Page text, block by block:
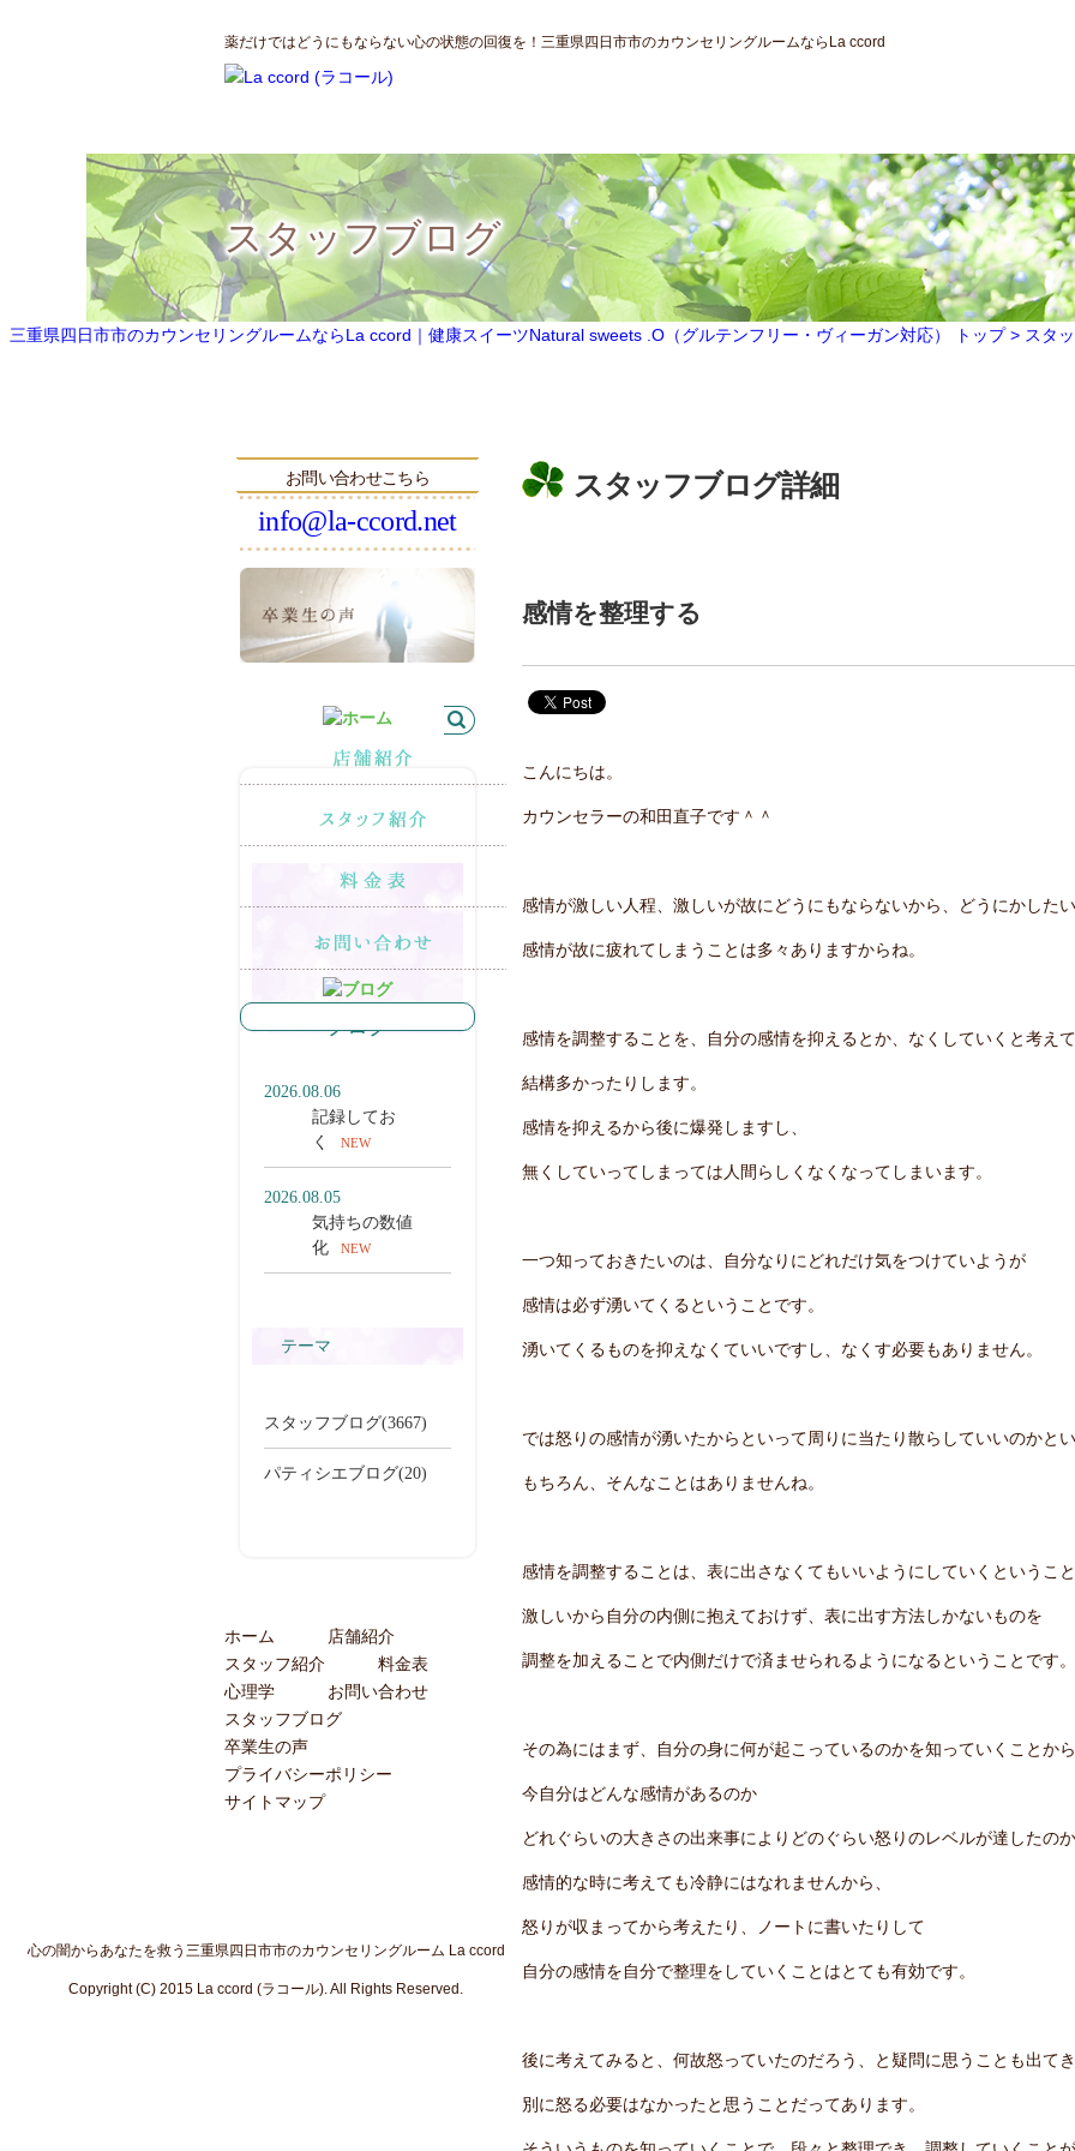
薬だけではどうにもならない心の状態の回復を！三重県四日市市のカウンセリングルームならLa ccord
スタッフブログ
三重県四日市市のカウンセリングルームならLa ccord｜健康スイーツNatural sweets .O（グルテンフリー・ヴィーガン対応） トップ > スタ
スタッフブログ詳細
感情を整理する
こんにちは。
カウンセラーの和田直子です＾＾
感情が激しい人程、激しいが故にどうにもならないから、どうにかした
感情が故に疲れてしまうことは多々ありますからね。
感情を調整することを、自分の感情を抑えるとか、なくしていくと考え
結構多かったりします。
感情を抑えるから後に爆発しますし、
無くしていってしまっては人間らしくなくなってしまいます。
一つ知っておきたいのは、自分なりにどれだけ気をつけていようが
感情は必ず湧いてくるということです。
湧いてくるものを抑えなくていいですし、なくす必要もありません。
では怒りの感情が湧いたからといって周りに当たり散らしていいのかと
もちろん、そんなことはありませんね。
感情を調整することは、表に出さなくてもいいようにしていくというこ
激しいから自分の内側に抱えておけず、表に出す方法しかないものを
調整を加えることで内側だけで済ませられるようになるということです。
その為にはまず、自分の身に何が起こっているのかを知っていくことから
今自分はどんな感情があるのか
どれぐらいの大きさの出来事によりどのぐらい怒りのレベルが達したのか
感情的な時に考えても冷静にはなれませんから、
怒りが収まってから考えたり、ノートに書いたりして
自分の感情を自分で整理をしていくことはとても有効です。
後に考えてみると、何故怒っていたのだろう、と疑問に思うことも出てき
別に怒る必要はなかったと思うことだってあります。
お問い合わせこちら
info@la-ccord.net
ブログ
2026.08.06
記録してお
く
NEW
2026.08.05
気持ちの数値
化
NEW
テーマ
スタッフブログ(3667)
パティシエブログ(20)
ホーム
店舗紹介
スタッフ紹介
料金表
心理学
お問い合わせ
スタッフブログ
卒業生の声
プライバシーポリシー
サイトマップ
心の闇からあなたを救う三重県四日市市のカウンセリングルーム La ccord
Copyright (C) 2015 La ccord (ラコール). All Rights Reserved.